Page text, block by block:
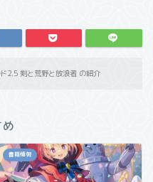
2.5 剣と荒野と放浪者 の紹介
書籍情報